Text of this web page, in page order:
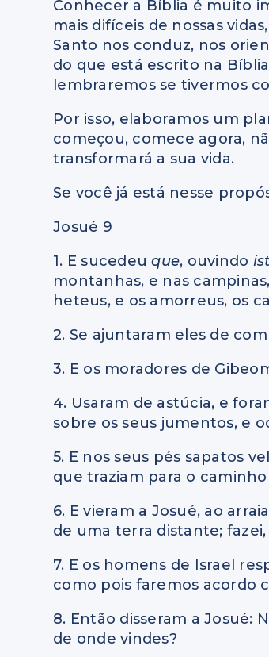
Conhecer a Bíblia é muito
mais difíceis de nossas
Santo nos conduz, nos
do que está escrito na
lembraremos se tivermos
Por isso, elaboramos um
começou, comece agora,
transformará a sua vida.
Se você já está nesse
Josué 9
1. E sucedeuque, ouvindo
montanhas, e nas
heteus, e os amorreus, os
2. Se ajuntaram eles de
3. E os moradores de
4. Usaram de astúcia, e
sobre os seus jumentos, e
5. E nos seus pés sapatos
que traziam para o
6. E vieram a Josué, ao
de uma terra distante;
7. E os homens de Israel
como pois faremos acordo
8. Então disseram a Josué:
de onde vindes?